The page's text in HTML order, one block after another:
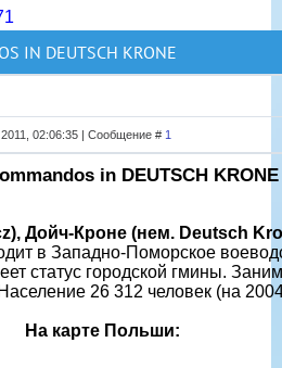
IN DEUTSCH KRONE
02:06:35 | Сообщение # 1
in DEUTSCH KRONE
Дойч-Кроне (нем. Deutsch
в Западно-Поморское
статус городской гмины.
26 312 человек (на
На карте Польши: